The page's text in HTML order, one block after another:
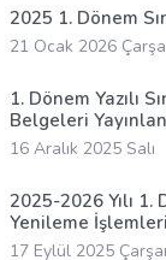
2025 1. Dönem
21 Ocak 2026
1. Dönem Yazılı
Belgeleri
16 Aralık 2025 Salı
2025-2026 Yılı 1.
Yenileme İşlemleri
17 Eylül 2025